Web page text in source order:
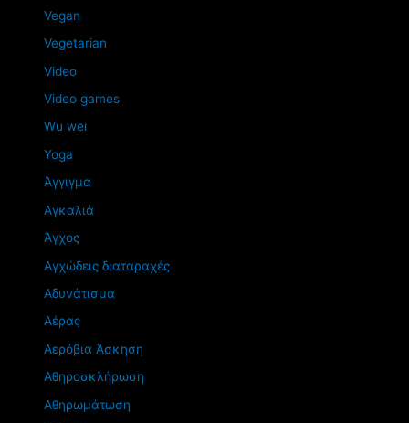
Vegan
Vegetarian
Video
Video games
Wu wei
Yoga
Άγγιγμα
Αγκαλιά
Άγχος
Αγχώδεις διαταραχές
Αδυνάτισμα
Αέρας
Αερόβια Άσκηση
Αθηροσκλήρωση
Αθηρωμάτωση